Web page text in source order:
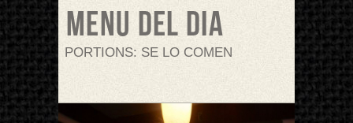
Menu del dia
PORTIONS: SE LO COMEN